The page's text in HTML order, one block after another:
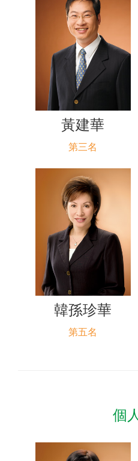
黃建華
第三名
韓孫珍華
第五名
個